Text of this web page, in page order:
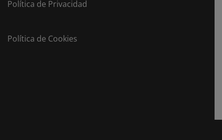
Política de Privacidad
Política de Cookies